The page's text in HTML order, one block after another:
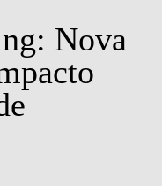
Nova